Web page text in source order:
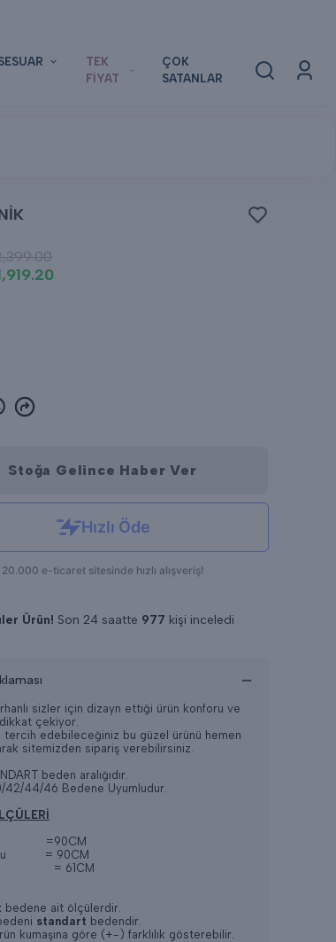
TEK
FİYAT
ÇOK
SATANLAR
Stoğa Gelince Haber Ver
Ürün! Son 24 saatte 977 kişi inceledi
sizler için dizayn ettiği ürün konforu ve
dikkat çekiyor.
tercih edebileceğiniz bu güzel ürünü hemen
sitemizden sipariş verebilirsiniz.
beden aralığıdır.
42/44/46 Bedene Uyumludur.
=90CM
= 90CM
= 61CM
bedene ait ölçülerdir.
standart bedendir.
kumaşına göre (+-) farklılık gösterebilir.